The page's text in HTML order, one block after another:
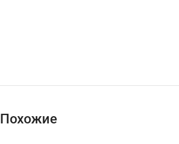
Похожие